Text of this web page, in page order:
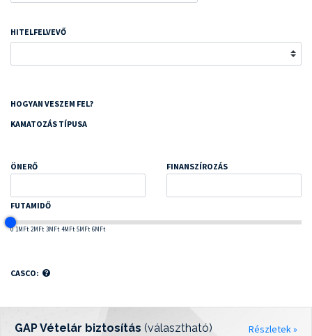
HITELFELVEVŐ
HOGYAN VESZEM FEL?
KAMATOZÁS TÍPUSA
ÖNERŐ FINANSZÍROZÁS
FUTAMIDŐ
0 1MFt 2MFt 3MFt 4MFt 5MFt 6MFt
CASCO:
Részletek »
GAP Vételár biztosítás (választható)